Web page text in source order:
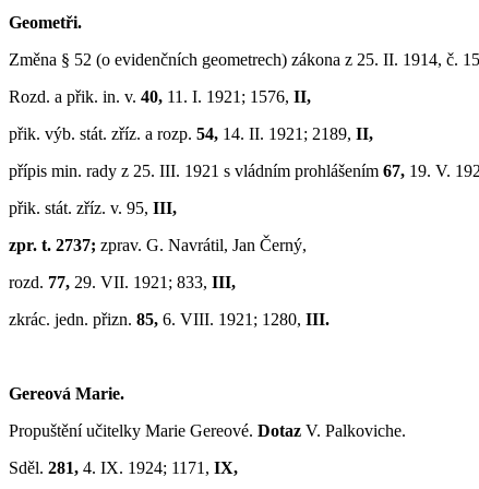
Geometři.
Změna § 52 (o evidenčních geometrech) zákona z 25. II. 1914, č.
Rozd. a přik. in. v. 40, 11. I. 1921; 1576, II,
přik. výb. stát. zříz. a rozp. 54, 14. II. 1921; 2189, II,
přípis min. rady z 25. III. 1921 s vládním prohlášením 67, 19. V.
přik. stát. zříz. v. 95, III,
zpr. t. 2737; zprav. G. Navrátil, Jan Černý,
rozd. 77, 29. VII. 1921; 833, III,
zkrác. jedn. přizn. 85, 6. VIII. 1921; 1280, III.
Gereová Marie.
Propuštění učitelky Marie Gereové. Dotaz V. Palkoviche.
Sděl. 281, 4. IX. 1924; 1171, IX,